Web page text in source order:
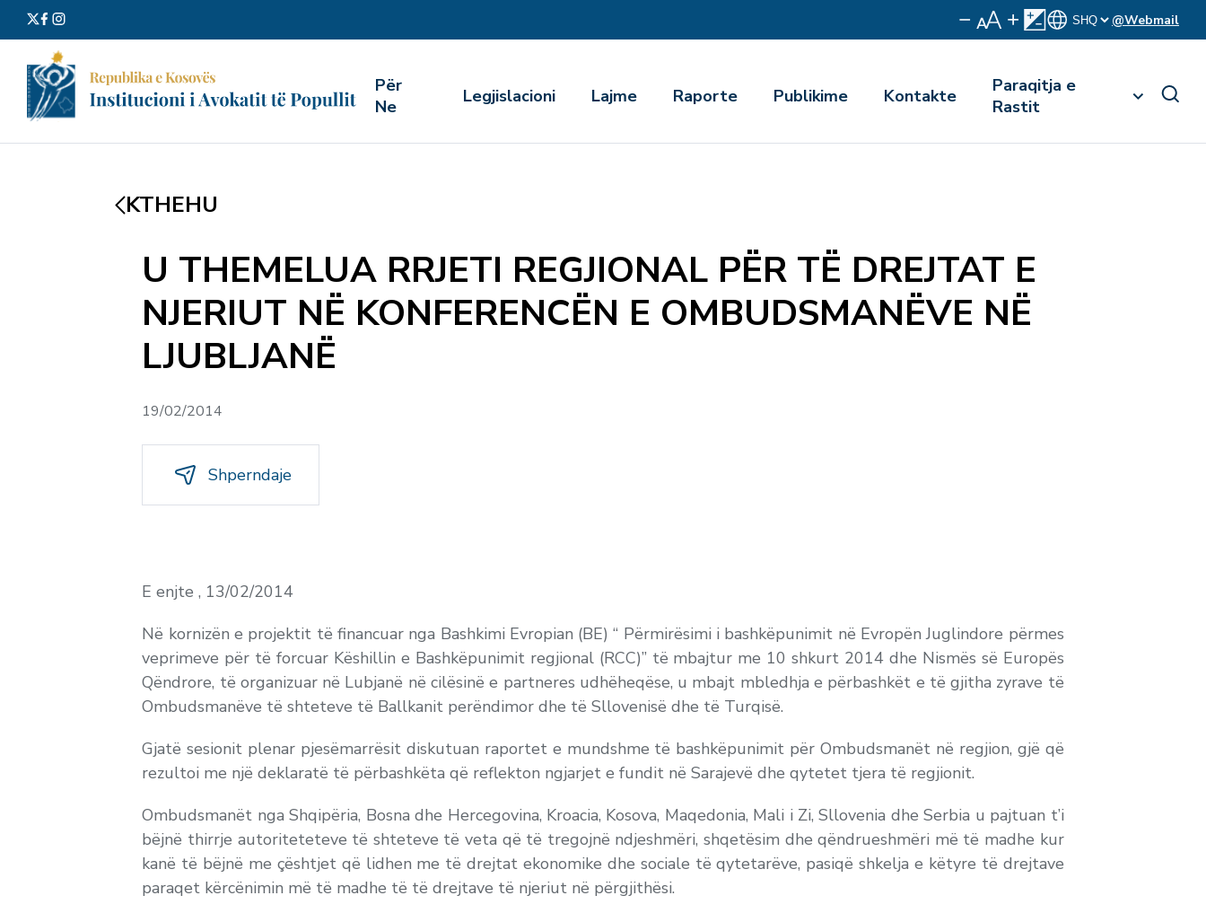
@Webmail
Për
Ne
Legjislacioni Lajme Raporte Publikime Kontakte
Paraqitja e
Rastit
KTHEHU
U THEMELUA RRJETI REGJIONAL PËR TË DREJTAT E
NJERIUT NË KONFERENCËN E OMBUDSMANËVE NË
LJUBLJANË
19/02/2014
Shperndaje
E enjte , 13/02/2014
Në kornizën e projektit të financuar nga Bashkimi Evropian (BE) “ Përmirësimi i bashkëpunimit në Evropën Juglindore përmes
veprimeve për të forcuar Këshillin e Bashkëpunimit regjional (RCC)” të mbajtur me 10 shkurt 2014 dhe Nismës së Europës
Qëndrore, të organizuar në Lubjanë në cilësinë e partneres udhëheqëse, u mbajt mbledhja e përbashkët e të gjitha zyrave të
Ombudsmanëve të shteteve të Ballkanit perëndimor dhe të Sllovenisë dhe të Turqisë.
Gjatë sesionit plenar pjesëmarrësit diskutuan raportet e mundshme të bashkëpunimit për Ombudsmanët në regjion, gjë që
rezultoi me një deklaratë të përbashkëta që reflekton ngjarjet e fundit në Sarajevë dhe qytetet tjera të regjionit.
Ombudsmanët nga Shqipëria, Bosna dhe Hercegovina, Kroacia, Kosova, Maqedonia, Mali i Zi, Sllovenia dhe Serbia u pajtuan t’i
bëjnë thirrje autoriteteteve të shteteve të veta që të tregojnë ndjeshmëri, shqetësim dhe qëndrueshmëri më të madhe kur
kanë të bëjnë me çështjet që lidhen me të drejtat ekonomike dhe sociale të qytetarëve, pasiqë shkelja e këtyre të drejtave
paraqet kërcënimin më të madhe të të drejtave të njeriut në përgjithësi.